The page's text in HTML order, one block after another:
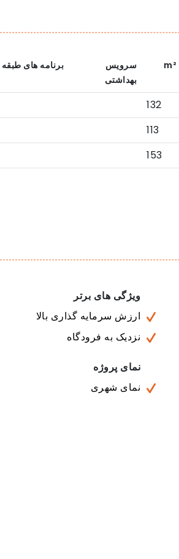
سرویس
بهداشتی
برنامه های طبقه
132
113
153
ویژگی های برتر
ارزش سرمایه گذاری بالا
نزدیک به فرودگاه
نمای پروژه
نمای شهری